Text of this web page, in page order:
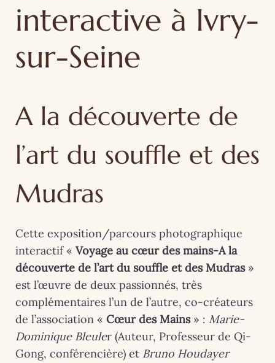
interactive à Ivry-
sur-Seine
A la découverte de
l’art du souffle et des
Mudras
Cette exposition/parcours photographique
interactif « Voyage au cœur des mains-A la
découverte de l’art du souffle et des Mudras»
est l’œuvre de deux passionnés, très
complémentaires l’un de l’autre, co-créateurs
de l’association « Cœur des Mains» : Marie-
Dominique Bleuler (Auteur, Professeur de Qi-
Gong, conférencière) et Bruno Houdayer